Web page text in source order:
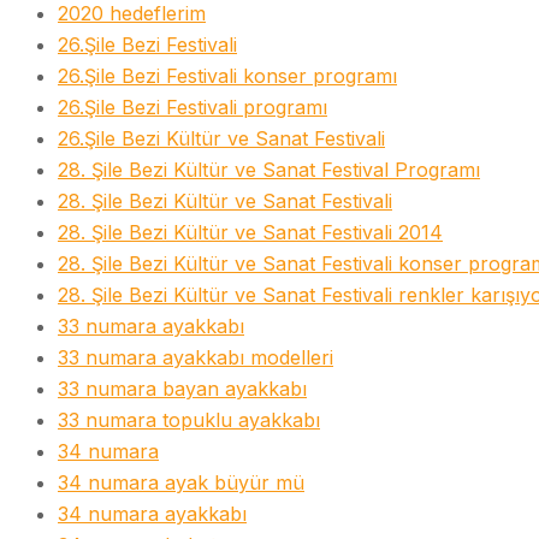
2020 hedeflerim
26.Şile Bezi Festivali
26.Şile Bezi Festivali konser programı
26.Şile Bezi Festivali programı
26.Şile Bezi Kültür ve Sanat Festivali
28. Şile Bezi Kültür ve Sanat Festival Programı
28. Şile Bezi Kültür ve Sanat Festivali
28. Şile Bezi Kültür ve Sanat Festivali 2014
28. Şile Bezi Kültür ve Sanat Festivali konser
28. Şile Bezi Kültür ve Sanat Festivali renkler
33 numara ayakkabı
33 numara ayakkabı modelleri
33 numara bayan ayakkabı
33 numara topuklu ayakkabı
34 numara
34 numara ayak büyür mü
34 numara ayakkabı